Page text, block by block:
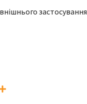
застосування